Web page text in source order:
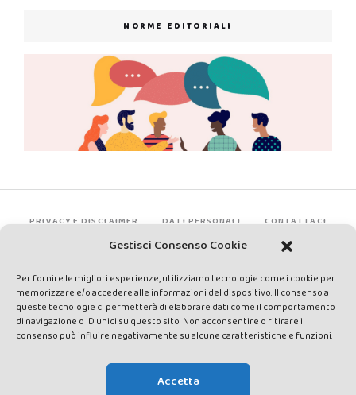
Gestisci Consenso Cookie
Per fornire le migliori esperienze, utilizziamo tecnologie come i cookie per
memorizzare e/o accedere alle informazioni del dispositivo. Il consenso a
queste tecnologie ci permetterà di elaborare dati come il comportamento
di navigazione o ID unici su questo sito. Non acconsentire o ritirare il
consenso può influire negativamente su alcune caratteristiche e funzioni.
Accetta
NORME EDITORIALI
PRIVACY E DISCLAIMER DATI PERSONALI CONTATTACI
rights reserved - Testata registrata presso il Tribunale di Siena con
autorizzazione n°1 del 12/04/2014 - Direttrice Responsabile: Chiara